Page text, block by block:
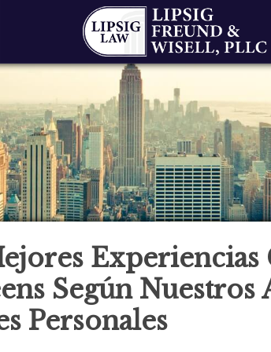
Experiencias
Según Nuestros
Personales